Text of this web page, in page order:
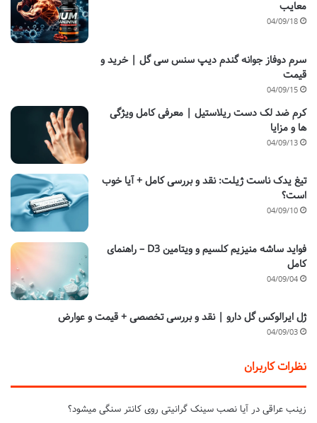
معایب
04/09/18
سرم دوفاز جوانه گندم دیپ سنس سی گل | خرید و
قیمت
04/09/15
کرم ضد لک دست ریلاستیل | معرفی کامل ویژگی
ها و مزایا
04/09/13
تیغ یدک ناست ژیلت: نقد و بررسی کامل + آیا خوب
است؟
04/09/10
فواید ساشه منیزیم کلسیم و ویتامین D3 – راهنمای
کامل
04/09/04
ژل ایرالوکس گل دارو | نقد و بررسی تخصصی + قیمت و عوارض
04/09/03
نظرات کاربران
زینب عراقی در آیا نصب سینک گرانیتی روی کانتر سنگی میشود؟